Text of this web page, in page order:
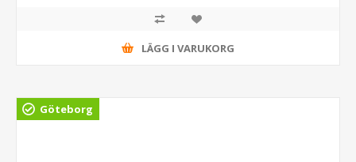
LÄGG I VARUKORG
Göteborg